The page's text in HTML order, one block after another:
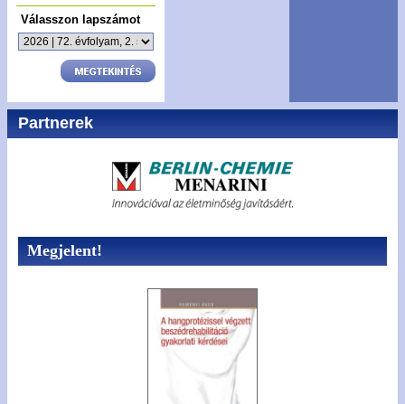
Válasszon lapszámot
Partnerek
Megjelent!